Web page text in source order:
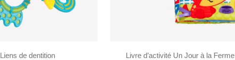
Liens de dentition Livre d’activité Un Jour à la Ferme